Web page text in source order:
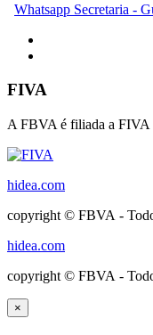
Whatsapp Secretaria -
FIVA
A FBVA é filiada a FIVA
hidea.com
copyright © FBVA -
hidea.com
copyright © FBVA -
×